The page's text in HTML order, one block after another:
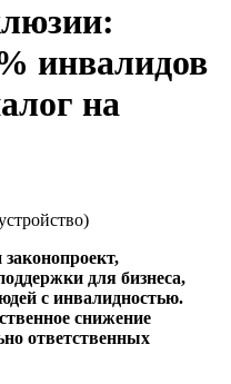
инвалидов
на
для бизнеса,
с инвалидностью.
снижение
ответственных